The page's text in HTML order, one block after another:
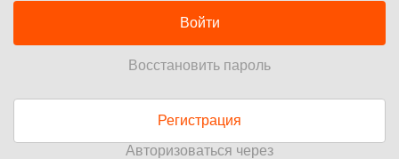
Войти
Восстановить пароль
Регистрация
Авторизоваться через